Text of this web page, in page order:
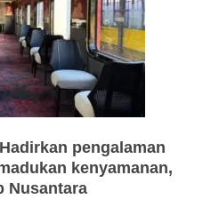
pengalaman
kenyamanan,
Nusantara